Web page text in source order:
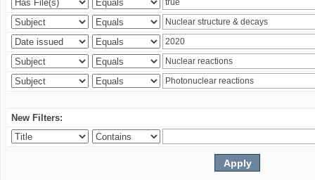
New Filters: